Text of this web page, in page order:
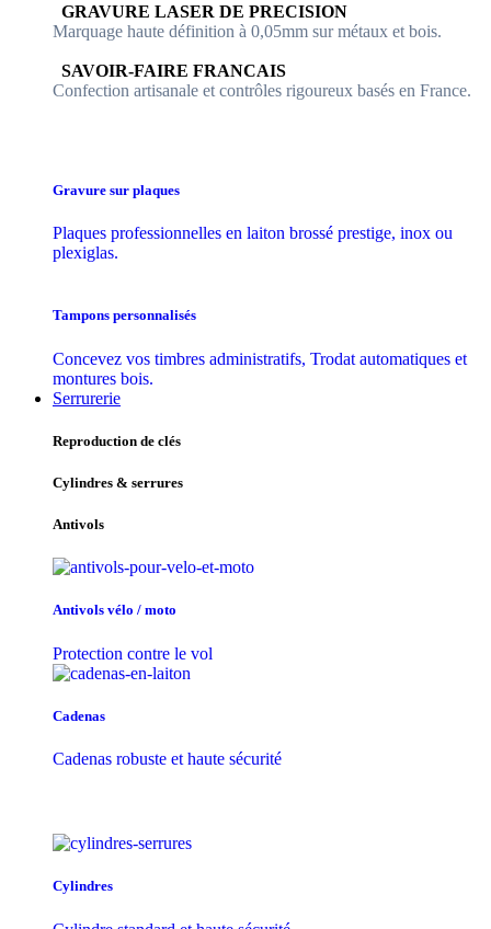
​GRAVURE LASER DE PRECISION
Marquage haute définition à 0,05mm sur métaux et bois.
​SAVOIR-FAIRE FRANCAIS
Confection artisanale et contrôles ​rigoureux basés en France.
Gravure sur plaques
Plaques professionnelles en laiton brossé prestige, inox ou
plexiglas.
Tampons personnalisés
Concevez vos timbres administratifs, Trodat automatiques et
montures bois.
Serrurerie
Reproduction de clés
Cylindres & serrures
Antivols
Antivols vélo / moto
Protection contre le vol
Cadenas
Cadenas robuste et haute sécurité
Cylindres